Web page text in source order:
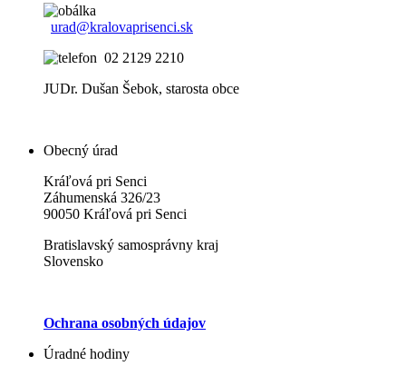
urad@kralovaprisenci.sk
02 2129 2210
JUDr. Dušan Šebok, starosta obce
Obecný úrad
Kráľová pri Senci
Záhumenská 326/23
90050 Kráľová pri Senci
Bratislavský samosprávny kraj
Slovensko
Ochrana osobných údajov
Úradné hodiny